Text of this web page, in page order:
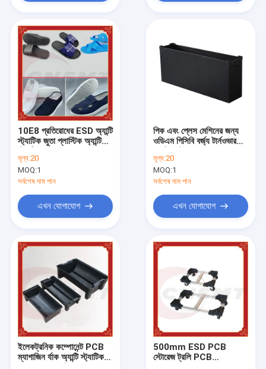
10E8 প্রতিরোধের ESD অ্যান্টি
স্ট্যাটিক জুতা প্লাস্টিক অ্যান্টি
মূল্য:20
MOQ:1
সর্বশেষ দাম পান
এখন যোগাযোগ
পিক এবং প্লেস মেশিনের জন্য
ওডিএম পিসিবি বর্জ্য টার্নওভার
মূল্য:20
MOQ:1
সর্বশেষ দাম পান
এখন যোগাযোগ
ইলেকট্রনিক কম্পোনেন্ট PCB
ম্যাগাজিন র্যাক অ্যান্টি স্ট্যাটিক
500mm ESD PCB
স্টোরেজ ট্রলি PCB